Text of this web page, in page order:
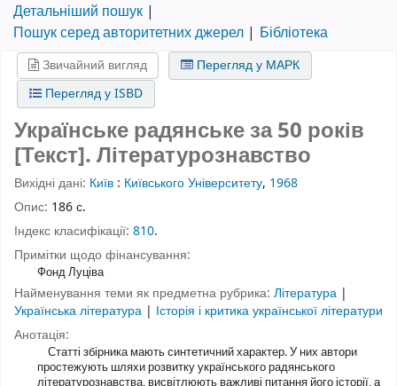
Детальніший пошук
Пошук серед авторитетних джерел
Бібліотека
Звичайний вигляд
Перегляд у МАРК
Перегляд у ISBD
Українське радянське за 50 років
[Текст]. Літературознавство
Вихідні дані: Київ : Київського Університету, 1968
Опис: 186 с.
Індекс класифікації: 810.
Примітки щодо фінансування:
Фонд Луціва
Найменування теми як предметна рубрика: Література |
Українська література | Історія і критика української літератури
Анотація:
Статті збірника мають синтетичний характер. У них автори
простежують шляхи розвитку українського радянського
літературознавства, висвітлюють важливі питання його історії, а